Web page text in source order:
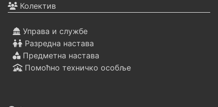
Колектив
Управа и службе
Разредна настава
Предметна настава
Помоћно техничко особље